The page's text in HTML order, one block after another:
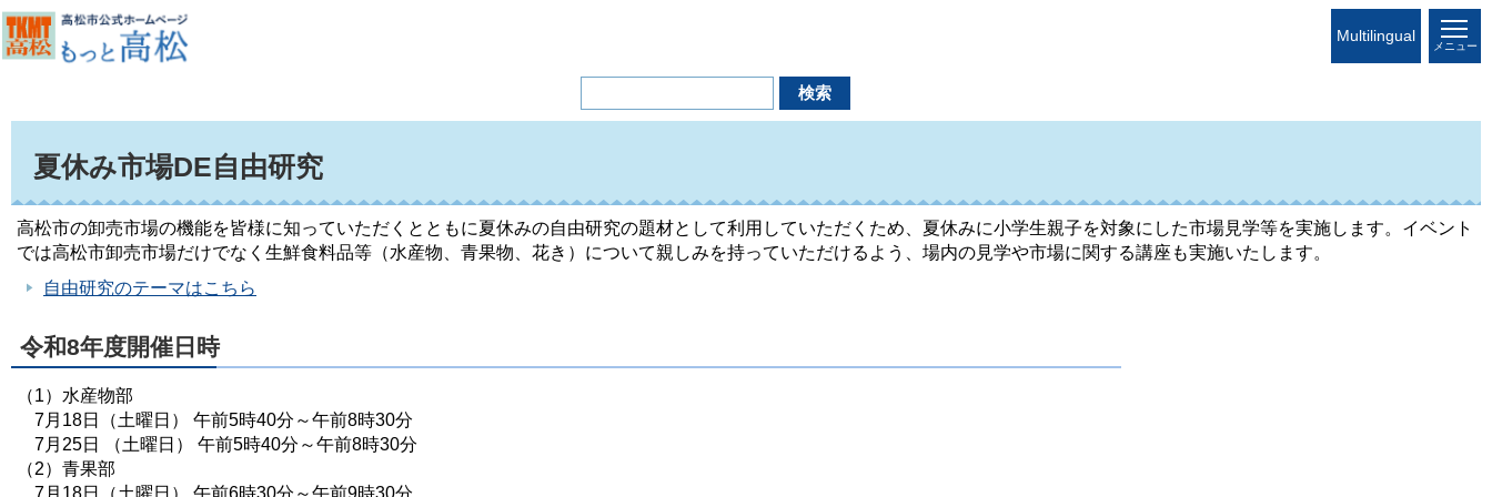
Multilingual
メニュー
夏休み市場DE自由研究
高松市の卸売市場の機能を皆様に知っていただくとともに夏休みの自由研究の題材として利用していただくため、夏休みに小学生親子を対象にした市場見学等を実施します。イベント
では高松市卸売市場だけでなく生鮮食料品等（水産物、青果物、花き）について親しみを持っていただけるよう、場内の見学や市場に関する講座も実施いたします。
自由研究のテーマはこちら
令和8年度開催日時
（1）水産物部
7月18日（土曜日） 午前5時40分～午前8時30分
7月25日 （土曜日） 午前5時40分～午前8時30分
（2）青果部